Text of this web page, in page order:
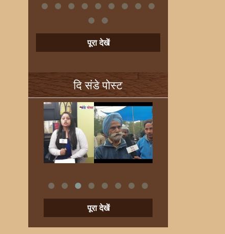
पूरा देखें
दि संडे पोस्ट
पूरा देखें